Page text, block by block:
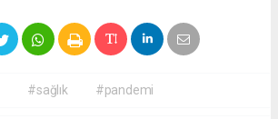
#sağlık #pandemi